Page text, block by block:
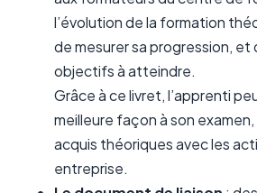
l’évolution de la formation
de mesurer sa progression, et
objectifs à atteindre.
Grâce à ce livret, l’apprenti
meilleure façon à son
acquis théoriques avec les
entreprise.